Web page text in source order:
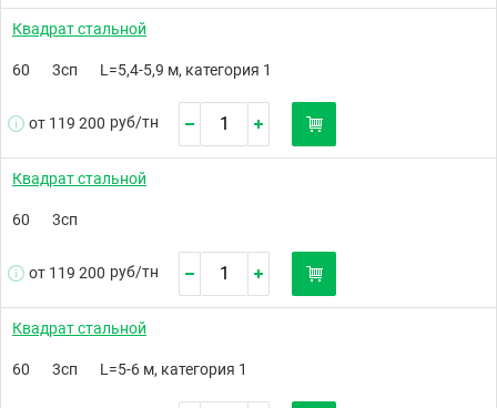
Квадрат стальной
60 3сп L=5,4-5,9 м, категория 1
от 119 200 руб/тн
Квадрат стальной
60 3сп
от 119 200 руб/тн
Квадрат стальной
60 3сп L=5-6 м, категория 1